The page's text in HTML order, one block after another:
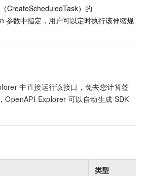
CreateScheduledTask）的
参数中指定，用户可以定时执行该伸缩规
中直接运行该接口，免去您计算签
OpenAPI Explorer 可以自动生成 SDK
类型